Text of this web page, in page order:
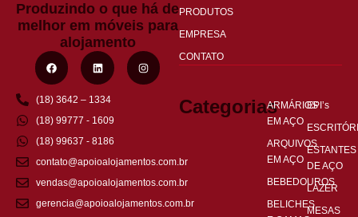
Produzindo o que há de
melhor em móveis para
alojamento
(18) 3642 – 1334
(18) 99777 - 1609
(18) 99637 - 8186
contato@apoioalojamentos.com.br
vendas@apoioalojamentos.com.br
gerencia@apoioalojamentos.com.br
PRODUTOS
EMPRESA
CONTATO
CategoriasARMÁRIOS
EM AÇO
ARQUIVOS
EM AÇO
BEBEDOUROS
BELICHES
EPI’s
ESTANTES
DE AÇO
LAZER
MESAS